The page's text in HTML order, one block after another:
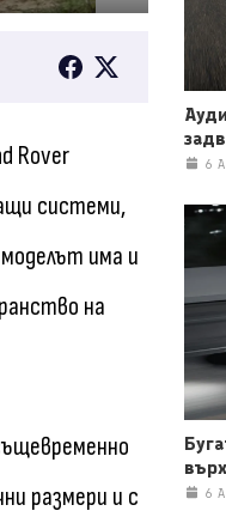
Rover
системи,
има и
на
размери и с
6
6